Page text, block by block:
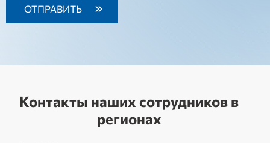
Контакты наших сотрудников в
регионах